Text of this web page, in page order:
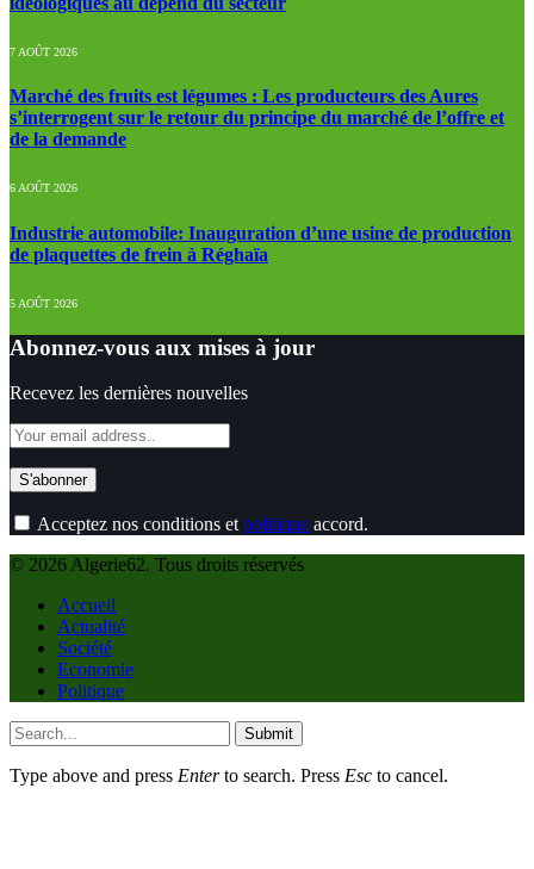
7 AOÛT 2026
Marché des fruits est légumes : Les producteurs des Aures
s’interrogent sur le retour du principe du marché de l’offre et
de la demande
6 AOÛT 2026
Industrie automobile: Inauguration d’une usine de production
de plaquettes de frein à Réghaïa
5 AOÛT 2026
Abonnez-vous aux mises à jour
Recevez les dernières nouvelles
Acceptez nos conditions etpolitique accord.
© 2026 Algerie62. Tous droits réservés
Accueil
Actualité
Société
Economie
Politique
Submit
Type above and press Enterto search. Press Esc to cancel.